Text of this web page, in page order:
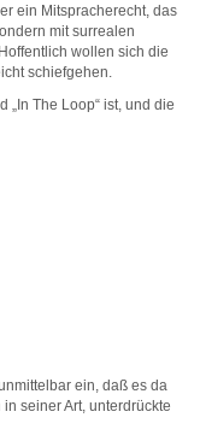
ein Mitspracherecht, das
mit surrealen
wollen sich die
schiefgehen.
„In The Loop“ ist, und die
ein, daß es da
seiner Art, unterdrückte